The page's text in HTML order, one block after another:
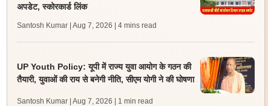
अपडेट, स्कोरकार्ड लिंक
Santosh Kumar | Aug 7, 2026 | 4 mins read
UP Youth Policy: यूपी में राज्य युवा आयोग के गठन की
तैयारी, युवाओं की राय से बनेगी नीति, सीएम योगी ने की घोषणा
Santosh Kumar | Aug 7, 2026 | 1 min read